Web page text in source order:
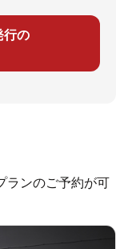
行の
ランのご予約が可